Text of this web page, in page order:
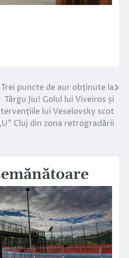
Trei puncte de aur obținute la
Târgu Jiu! Golul lui Viveiros și
lui Veselovsky scot
Cluj din zona retrogradării